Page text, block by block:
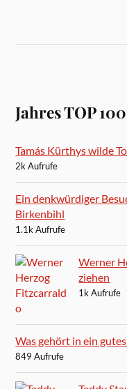
Jahres TOP 100
Tamás Kürthys wilde
2k Aufrufe
Ein denkwürdiger
Birkenbihl
1.1k Aufrufe
Werner
ziehen
1k Aufrufe
Was gehört in ein
849 Aufrufe